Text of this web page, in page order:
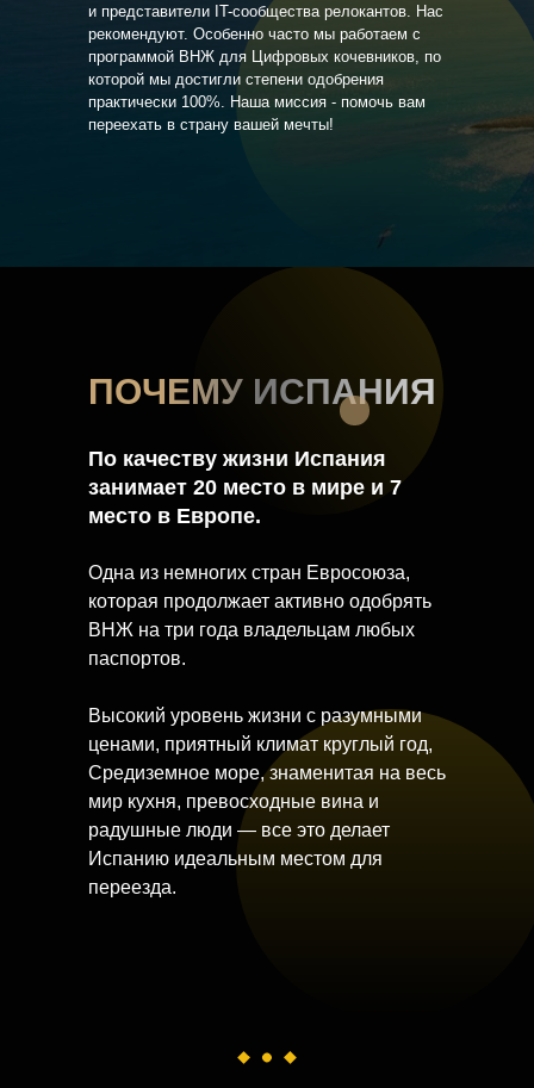
и представители IT-сообщества релокантов. Нас
рекомендуют. Особенно часто мы работаем с
программой ВНЖ для Цифровых кочевников, по
которой мы достигли степени одобрения
практически 100%. Наша миссия - помочь вам
переехать в страну вашей мечты!
ПОЧЕМУ ИСПАНИЯ
По качеству жизни Испания
занимает 20 место в мире и 7
место в Европе.
Одна из немногих стран Евросоюза,
которая продолжает активно одобрять
ВНЖ на три года владельцам любых
паспортов.
Высокий уровень жизни с разумными
ценами, приятный климат круглый год,
Средиземное море, знаменитая на весь
мир кухня, превосходные вина и
радушные люди — все это делает
Испанию идеальным местом для
переезда.